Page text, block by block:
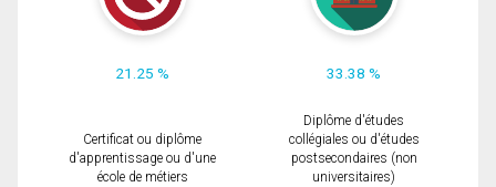
21.25 % 33.38 %
Certificat ou diplôme
d'apprentissage ou d'une
école de métiers
Diplôme d'études
collégiales ou d'études
postsecondaires (non
universitaires)